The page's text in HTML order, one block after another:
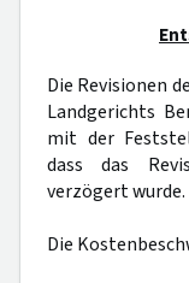
Die Revisionen
Landgerichts
mit der
dass das
verzögert wurde.
Die